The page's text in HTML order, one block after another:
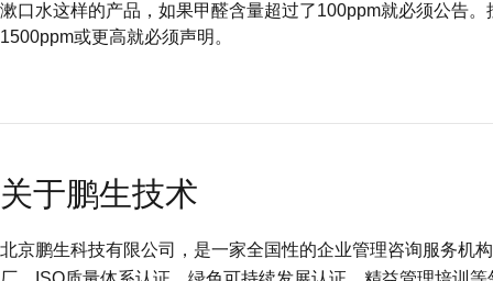
漱口水这样的产品，如果甲醛含量超过了100ppm就必须公告
1500ppm或更高就必须声明。
关于鹏生技术
北京鹏生科技有限公司，是一家全国性的企业管理咨询服务机